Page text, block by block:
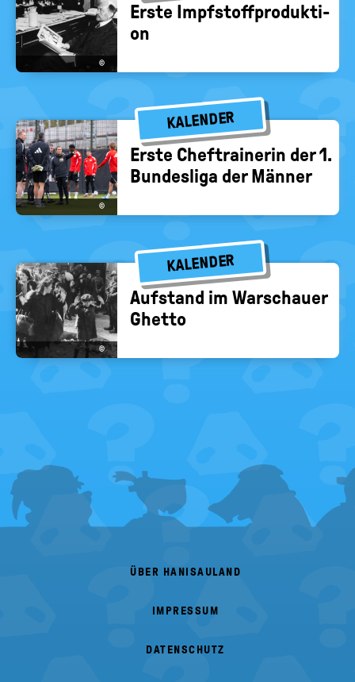
©
Erste Impf­stoff­pro­duk­ti­
on
KALENDER
©
Erste Chef­trai­ne­rin der 1.
Bun­des­li­ga der Män­ner
KALENDER
©
Auf­stand im War­schau­er
Ghet­to
FOOTER
MENU
ÜBER HANISAULAND
IMPRESSUM
DATENSCHUTZ